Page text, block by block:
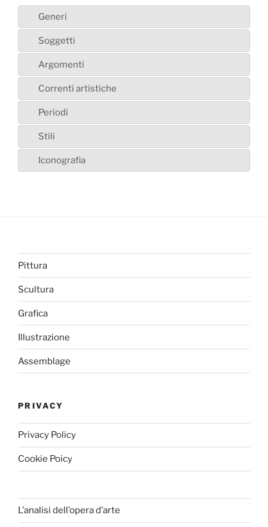
Generi
Soggetti
Argomenti
Correnti artistiche
Periodi
Stili
Iconografia
Pittura
Scultura
Grafica
Illustrazione
Assemblage
PRIVACY
Privacy Policy
Cookie Poicy
L’analisi dell’opera d’arte